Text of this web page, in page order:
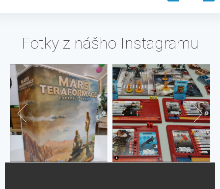
Fotky z nášho Instagramu